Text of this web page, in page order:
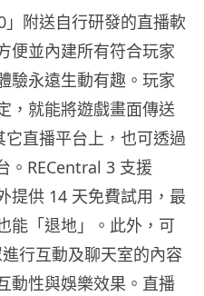
」附送自行研發的直播軟
便並內建所有符合玩家
驗永遠生動有趣。玩家
，就能將遊戲畫面傳送
直播平台上，也可透過
。RECentral 3 支援
提供 14 天免費試用，最
能「退地」。此外，可
行互動及聊天室的內容
動性與娛樂效果。直播